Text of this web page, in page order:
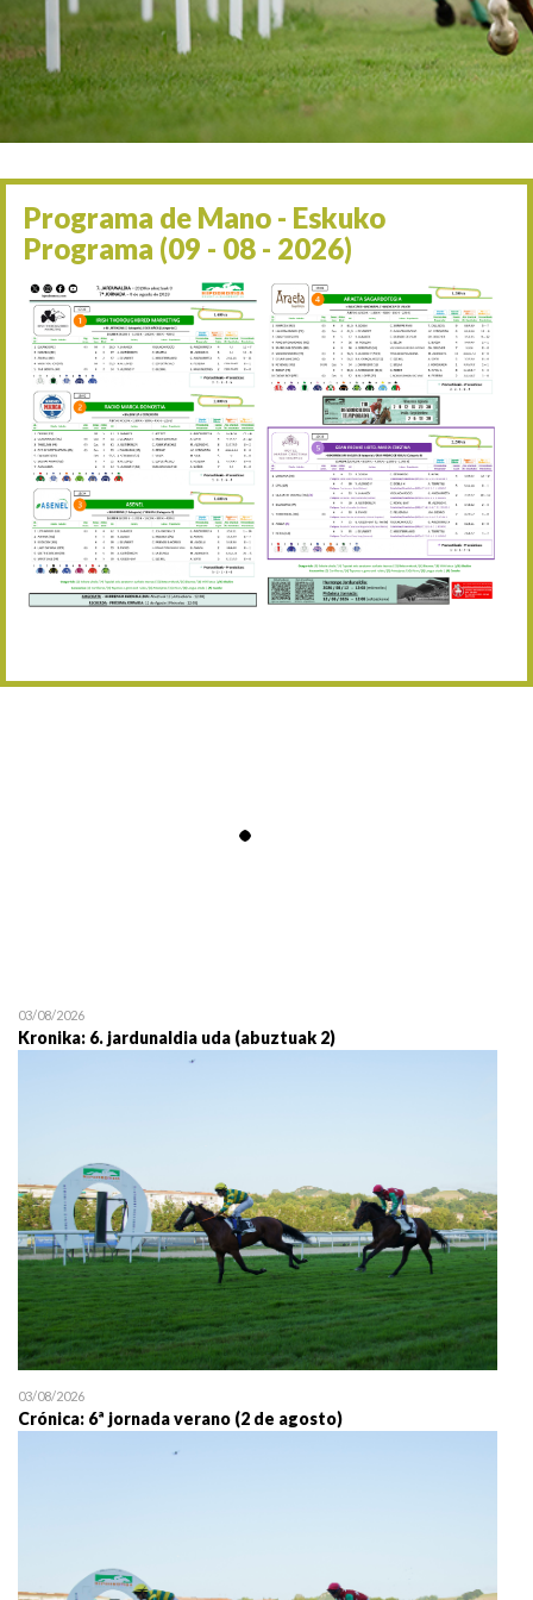
06/09 17:30 Irailaren 6a / 6 de
13/09 17:30 Irailaren 13a / 13 de
30/09 11:30 Irailaren 30a / 30 de
11/06 11:30
05/07 11:30 Uztailaren 5a / 5 de julio
12/07 11:30 Uztailaren 12a / 12 de
19/07 11:30 Uztailaren 19a / 19 de
25/07 11:30 Uztailaren 25a / 25 de
02/08 17:30 Abuztuaren 2a / 2 de
09/08 17:30 Abuztuaren 9a / 9 de
12/08 12:24 Abuztaren 12a / 12 de
15/08 17:05 Abuztuaren 15a / 15 de
30/08 17:30 Abuztuaren 30a / 30 de
19/07 11:30
Programa de Mano - Eskuko
Programa (09 - 08 - 2026)
03/08/2026
Kronika: 6. jardunaldia uda (abuztuak 2)
03/08/2026
Crónica: 6ª jornada verano (2 de agosto)